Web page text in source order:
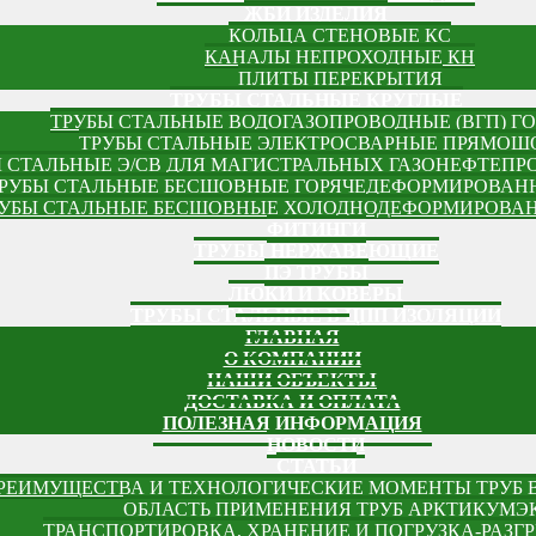
КОЛЬЦА СТЕНОВЫЕ КС
КАНАЛЫ НЕПРОХОДНЫЕ КН
ПЛИТЫ ПЕРЕКРЫТИЯ
ТРУБЫ СТАЛЬНЫЕ ВОДОГАЗОПРОВОДНЫЕ (ВГП)
ТРУБЫ СТАЛЬНЫЕ ЭЛЕКТРОСВАРНЫЕ
СТАЛЬНЫЕ Э/СВ ДЛЯ МАГИСТРАЛЬНЫХ
СТАЛЬНЫЕ БЕСШОВНЫЕ
СТАЛЬНЫЕ БЕСШОВНЫЕ
ТРУБЫ СТАЛЬНЫЕ В ЦПП ИЗОЛЯЦИИ
ГЛАВНАЯ
О КОМПАНИИ
НАШИ ОБЪЕКТЫ
ДОСТАВКА И ОПЛАТА
ПОЛЕЗНАЯ ИНФОРМАЦИЯ
НОВОСТИ
И ТЕХНОЛОГИЧЕСКИЕ МОМЕНТЫ ТРУБ
ОБЛАСТЬ ПРИМЕНЕНИЯ ТРУБ
ТРАНСПОРТИРОВКА, ХРАНЕНИЕ И ПОГРУЗКА-